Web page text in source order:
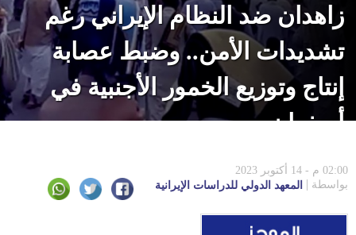
زاهدان ضد النظام الإيراني رغم
تشديدات الأمن.. وضبط عصابة
إنتاج وتوزيع الخمور الأجنبية في
أصفهان
02:00 م - 14 أكتوبر 2023
بواسطة
المعهد الدولي للدراسات الإيرانية